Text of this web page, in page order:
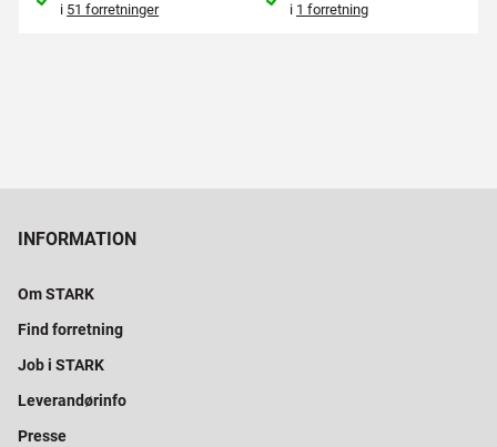
i 51 forretninger
i 1 forretning
INFORMATION
Om STARK
Find forretning
Job i STARK
Leverandørinfo
Presse